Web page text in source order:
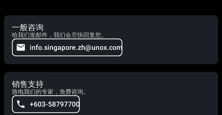
一般咨询
给我们发邮件，我们会尽快回复您。
info.singapore.zh@unox.com
销售支持
致电我们的专家，免费咨询。
+603-58797700